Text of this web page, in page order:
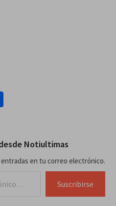
Compartir
Notiultimas
en tu correo electrónico.
Suscribirse